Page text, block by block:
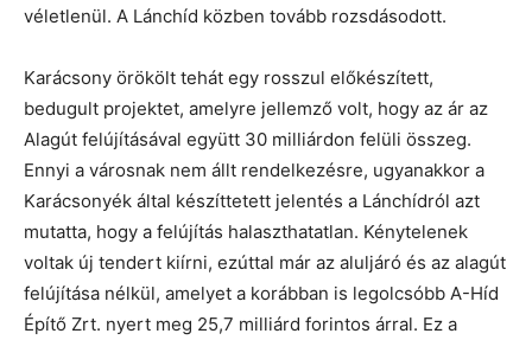
véletlenül. A Lánchíd közben tovább rozsdásodott.
Karácsony örökölt tehát egy rosszul előkészített,
bedugult projektet, amelyre jellemző volt, hogy az ár az
Alagút felújításával együtt 30 milliárdon felüli összeg.
Ennyi a városnak nem állt rendelkezésre, ugyanakkor a
Karácsonyék által készíttetett jelentés a Lánchídról azt
mutatta, hogy a felújítás halaszthatatlan. Kénytelenek
voltak új tendert kiírni, ezúttal már az aluljáró és az alagút
felújítása nélkül, amelyet a korábban is legolcsóbb A-Híd
Építő Zrt. nyert meg 25,7 milliárd forintos árral. Ez a